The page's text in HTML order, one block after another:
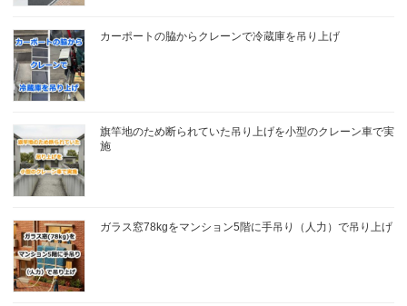
カーポートの脇からクレーンで冷蔵庫を吊り上げ
旗竿地のため断られていた吊り上げを小型のクレーン車で実
施
ガラス窓78kgをマンション5階に手吊り（人力）で吊り上げ